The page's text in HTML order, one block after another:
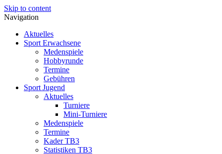
Skip to content
Navigation
Aktuelles
Sport Erwachsene
Medenspiele
Hobbyrunde
Termine
Gebühren
Sport Jugend
Aktuelles
Turniere
Mini-Turniere
Medenspiele
Termine
Kader TB3
Statistiken TB3